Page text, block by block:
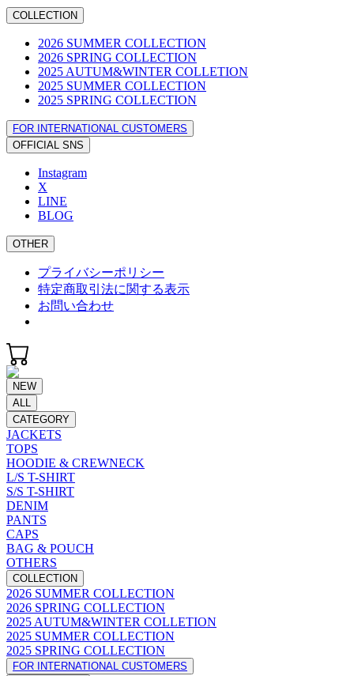
COLLECTION
2026 SUMMER COLLECTION
2026 SPRING COLLECTION
2025 AUTUM&WINTER COLLETION
2025 SUMMER COLLECTION
2025 SPRING COLLECTION
FOR INTERNATIONAL CUSTOMERS
OFFICIAL SNS
Instagram
X
LINE
BLOG
OTHER
プライバシーポリシー
特定商取引法に関する表示
お問い合わせ
NEW
ALL
CATEGORY
JACKETS
TOPS
HOODIE & CREWNECK
L/S T-SHIRT
S/S T-SHIRT
DENIM
PANTS
CAPS
BAG & POUCH
OTHERS
COLLECTION
2026 SUMMER COLLECTION
2026 SPRING COLLECTION
2025 AUTUM&WINTER COLLETION
2025 SUMMER COLLECTION
2025 SPRING COLLECTION
FOR INTERNATIONAL CUSTOMERS